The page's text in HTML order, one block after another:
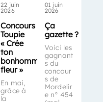
22 juin
2026
Concours
Toupie
« Crée
ton
bonhomme-
fleur »
En mai,
grâce à
la
01 juin
2026
Ça
gazette ?
Voici les
gagnant
s du
concour
s de
Mordelir
e n° 454